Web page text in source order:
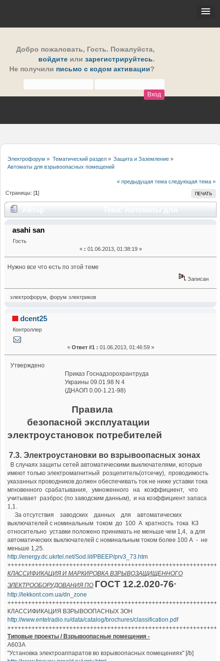
Добро пожаловать, Гость. Пожалуйста,
войдите или зарегистрируйтесь.
Не получили письмо с кодом активации?
Электрофорум » Тематический раздел» Защита и Заземление»
Автоматы для взрывоопасных помещений
« предыдущая тема следующая тема »
ПЕЧАТЬ
Страницы: [1]
взрывоопасных помещений (Прочитано 18071 раз)
asahi san
Гость
« : 01.06.2013, 01:38:19 »
Нужно все что есть по этой теме
Записан
электрофорум, форум электриков
dcent25
Контроллер
« Ответ #1 : 01.06.2013, 01:46:59 »
Утверждено
Приказ Госнадзорохрантруда
Украины 09.01.98 N 4
(ДНАОП 0.00-1.21-98)
Правила
безопасной эксплуатации
электроустановок потребителей
7.3. Электроустановки во взрывоопасных зонах
В случаях защиты сетей автоматическими выключателями, которые
имеют только электромагнитный розцепитель(отсечку), проводимость
указанных проводников должен обеспечивать ток не ниже уставки тока
мгновенного срабатывания, умноженного на коэффициент, что
учитывает разброс (по заводским данным), и на коэффициент запаса
1,1.
За отсутствия заводских данных для автоматических
выключателей с номинальным током до 100 А кратность тока КЗ
относительно уставки положено принимать не меньше чем 1,4, а для
автоматических выключателей с номинальным током более 100 А - не
меньше 1,25.
http://energy.dc.ukrtel.net/Sod.lit/PBEEP/prv3_73.htm
КЛАССИФИКАЦИЯ И МАРКИРОВКА ВЗРЫВОЗАЩИЩЕННОГО
ЭЛЕКТРООБОРУДОВАНИЯ ПО ГОСТ 12.2.020-76*
http://lekkont.com.ua/dn_zone
КЛАССИФИКАЦИЯ ВЗРЫВООПАСНЫХ ЗОН
http://www.entelradio.ru/data/catalog/brochures/classification.pdf
Типовые проекты / Взрывоопасные помещения -
А603А
"Установка электроаппаратов во взрывоопасных помещениях" [/b]